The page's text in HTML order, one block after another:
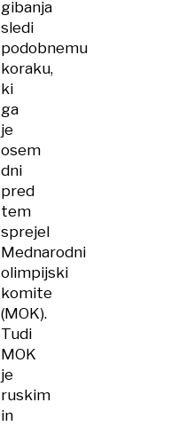
gibanja
sledi
podobnemu
koraku,
ki
ga
je
osem
dni
pred
tem
sprejel
Mednarodni
olimpijski
komite
(MOK).
Tudi
MOK
je
ruskim
in